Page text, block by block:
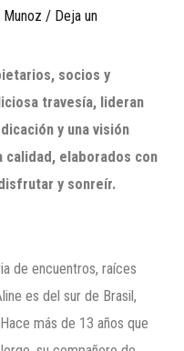
/ Deja un
socios y
travesía, lideran
y una visión
elaborados con
y sonreír.
de encuentros, raíces
es del sur de Brasil,
más de 13 años que